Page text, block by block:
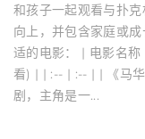
和孩子一起观看与扑
向上，并包含家庭或
适的电影： | 电影名
看) | | :-- | :-- | | 《马
剧，主角是一...